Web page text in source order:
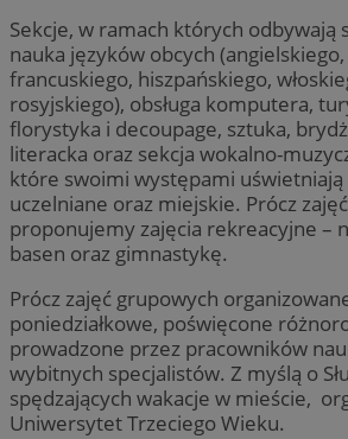
Sekcje, w ramach których odbywają
nauka języków obcych
francuskiego, hiszpańskiego,
rosyjskiego), obsługa komputera,
florystyka i decoupage, sztuka,
literacka oraz sekcja wokalno-
które swoimi występami uświetniają
uczelniane oraz miejskie. Prócz
proponujemy zajęcia rekreacyjne –
basen oraz gimnastykę.
Prócz zajęć grupowych
poniedziałkowe, poświęcone
prowadzone przez pracowników
wybitnych specjalistów. Z myślą o
spędzających wakacje w mieście,
Uniwersytet Trzeciego Wieku.